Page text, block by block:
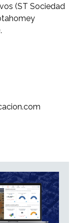
(ST Sociedad